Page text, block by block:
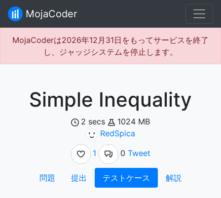
MojaCoder
MojaCoderは2026年12月31日をもってサービスを終了
し、ジャッジシステムを停止します。
Simple Inequality
2 secs
1024 MB
RedSpica
1
0 Tweet
問題 提出 テストケース 解説